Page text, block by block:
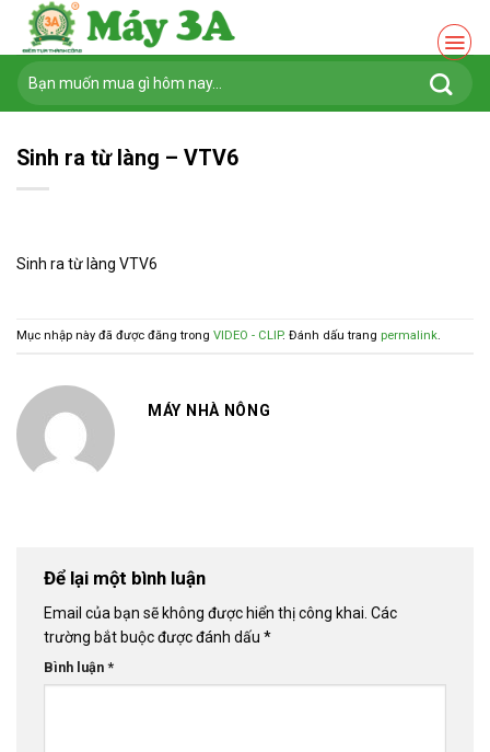
Chuyển
nội
dung
Tìm
kiếm:
Sinh ra từ làng – VTV6
Sinh ra từ làng VTV6
Mục nhập này đã được đăng trong VIDEO - CLIP. Đánh dấu trang permalink.
MÁY NHÀ NÔNG
Để lại một bình luận
Email của bạn sẽ không được hiển thị công khai. Các
trường bắt buộc được đánh dấu *
Bình luận *